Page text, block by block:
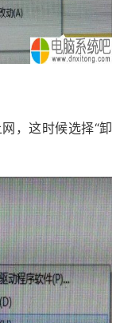
，这时候选择“卸